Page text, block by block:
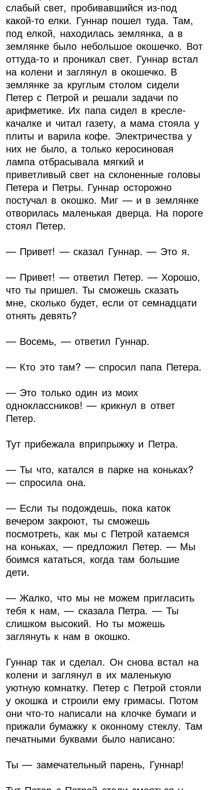
слабый свет, пробивавшийся из-под
какой-то елки. Гуннар пошел туда. Там,
под елкой, находилась землянка, а в
землянке было небольшое окошечко. Вот
оттуда-то и проникал свет. Гуннар встал
на колени и заглянул в окошечко. В
землянке за круглым столом сидели
Петер с Петрой и решали задачи по
арифметике. Их папа сидел в кресле-
качалке и читал газету, а мама стояла у
плиты и варила кофе. Электричества у
них не было, а только керосиновая
лампа отбрасывала мягкий и
приветливый свет на склоненные головы
Петера и Петры. Гуннар осторожно
постучал в окошко. Миг — и в землянке
отворилась маленькая дверца. На пороге
стоял Петер.
— Привет! — сказал Гуннар. — Это я.
— Привет! — ответил Петер. — Хорошо,
что ты пришел. Ты сможешь сказать
мне, сколько будет, если от семнадцати
отнять девять?
— Восемь, — ответил Гуннар.
— Кто это там? — спросил папа Петера.
— Это только один из моих
одноклассников! — крикнул в ответ
Петер.
Тут прибежала вприпрыжку и Петра.
— Ты что, катался в парке на коньках?
— спросила она.
— Если ты подождешь, пока каток
вечером закроют, ты сможешь
посмотреть, как мы с Петрой катаемся
на коньках, — предложил Петер. — Мы
боимся кататься, когда там большие
дети.
— Жалко, что мы не можем пригласить
тебя к нам, — сказала Петра. — Ты
слишком высокий. Но ты можешь
заглянуть к нам в окошко.
Гуннар так и сделал. Он снова встал на
колени и заглянул в их маленькую
уютную комнатку. Петер с Петрой стояли
у окошка и строили ему гримасы. Потом
они что-то написали на клочке бумаги и
прижали бумажку к оконному стеклу. Там
печатными буквами было написано:
Ты — замечательный парень, Гуннар!